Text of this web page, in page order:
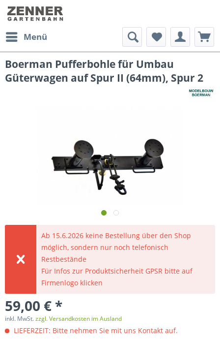
Menü
Boerman Pufferbohle für Umbau
Güterwagen auf Spur II (64mm), Spur 2
Ab 15.6.2026 keine Bestellung über den Shop
möglich, sondern nur noch telefonisch
Restbestände
Für Infos zur Produktsicherheit GPSR bitte auf
Firmenlogo klicken
59,00 € *
inkl. MwSt.zzgl. Versandkosten im Ausland
LIEFERZEIT: Bitte nehmen Sie mit uns Kontakt auf.